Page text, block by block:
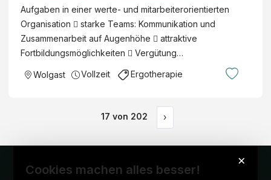
s
I
n
s
u
n
g
Aufgaben in einer werte- und mitarbeiterorientierten
Organisation  starke Teams: Kommunikation und
Zusammenarbeit auf Augenhöhe  attraktive
Fortbildungsmöglichkeiten  Vergütung…
Wolgast Vollzeit Ergotherapie
17 von 202 ›
×
Cookies machen alles besser!